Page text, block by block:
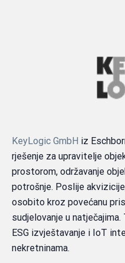
KeyLogic GmbH iz
rješenje za upravitelje
prostorom, održavanje
potrošnje. Poslije
osobito kroz povećanu
sudjelovanje u
ESG izvještavanje i IoT
nekretninama.